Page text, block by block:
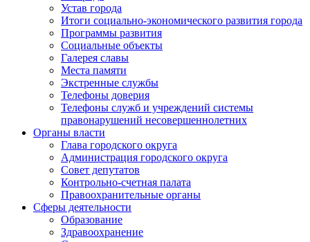
Устав города
Итоги социально-экономического развития города
Программы развития
Социальные объекты
Галерея славы
Места памяти
Экстренные службы
Телефоны доверия
Телефоны служб и учреждений системы
правонарушений несовершеннолетних
Органы власти
Глава городского округа
Администрация городcкого округа
Совет депутатов
Контрольно-счетная палата
Правоохранительные органы
Сферы деятельности
Образование
Здравоохранение